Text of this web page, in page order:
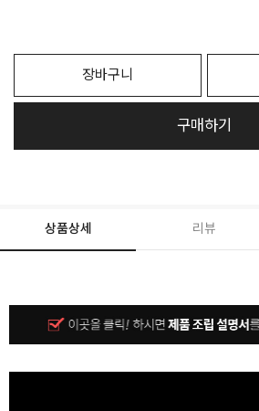
장바구니
구매하기
상품상세 리뷰